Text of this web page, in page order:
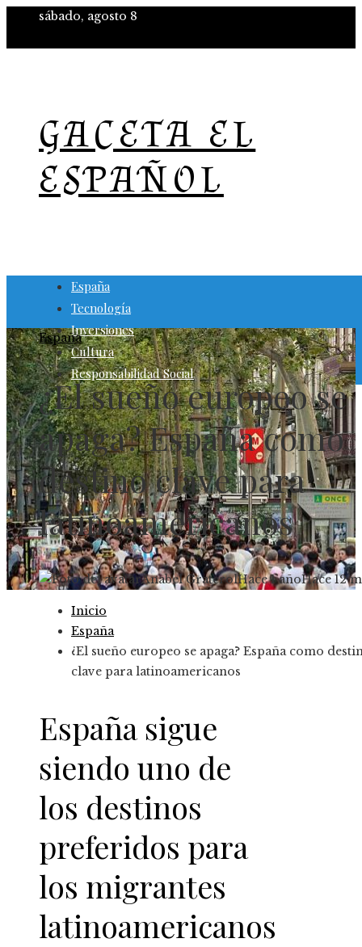
sábado, agosto 8
GACETA EL
ESPAÑOL
España
Tecnología
Inversiones
Cultura
Responsabilidad Social
España
¿El sueño europeo se
apaga? España como
destino clave para
latinoamericanos
Anabel GraterolHace 1 añoHace 12
Inicio
España
¿El sueño europeo se apaga? España como
clave para latinoamericanos
España sigue
siendo uno de
los destinos
preferidos para
los migrantes
latinoamericanos